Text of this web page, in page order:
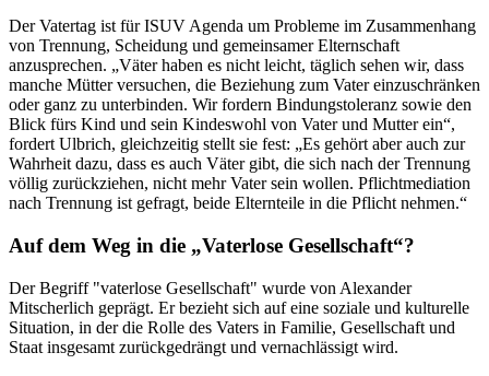
Der Vatertag ist für ISUV Agenda um Probleme im Zusammenhang
von Trennung, Scheidung und gemeinsamer Elternschaft
anzusprechen. „Väter haben es nicht leicht, täglich sehen wir, dass
manche Mütter versuchen, die Beziehung zum Vater einzuschränken
oder ganz zu unterbinden. Wir fordern Bindungstoleranz sowie den
Blick fürs Kind und sein Kindeswohl von Vater und Mutter ein“,
fordert Ulbrich, gleichzeitig stellt sie fest: „Es gehört aber auch zur
Wahrheit dazu, dass es auch Väter gibt, die sich nach der Trennung
völlig zurückziehen, nicht mehr Vater sein wollen. Pflichtmediation
nach Trennung ist gefragt, beide Elternteile in die Pflicht nehmen.“
Auf dem Weg in die „Vaterlose Gesellschaft“?
Der Begriff "vaterlose Gesellschaft" wurde von Alexander
Mitscherlich geprägt. Er bezieht sich auf eine soziale und kulturelle
Situation, in der die Rolle des Vaters in Familie, Gesellschaft und
Staat insgesamt zurückgedrängt und vernachlässigt wird.